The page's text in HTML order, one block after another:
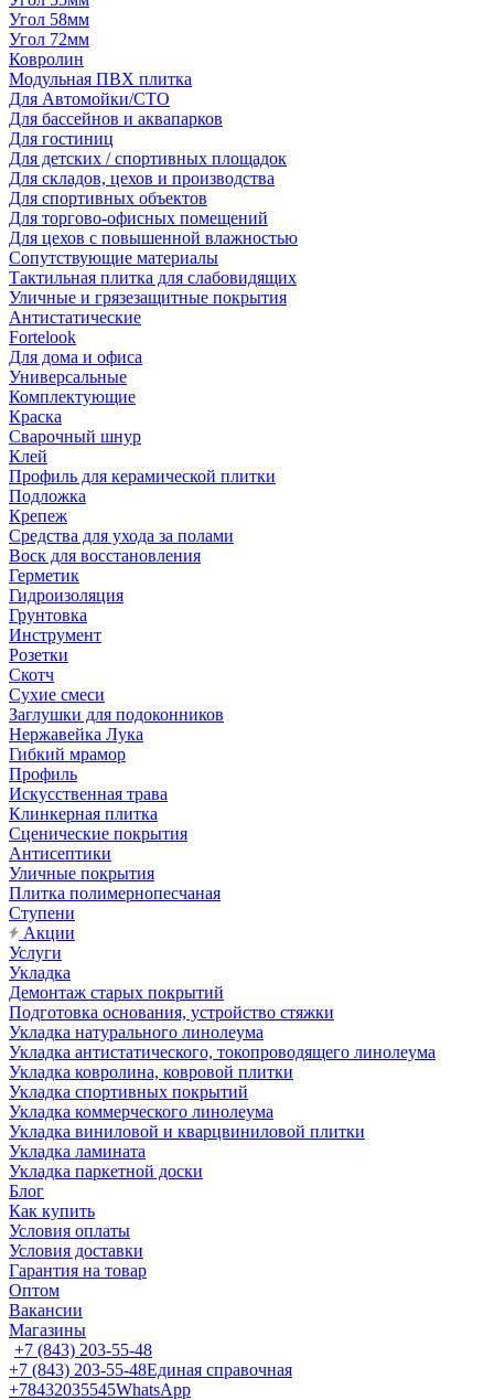
Угол 58мм
Угол 72мм
Ковролин
Модульная ПВХ плитка
Для Автомойки/СТО
Для бассейнов и аквапарков
Для гостиниц
Для детских / спортивных площадок
Для складов, цехов и производства
Для спортивных объектов
Для торгово-офисных помещений
Для цехов с повышенной влажностью
Сопутствующие материалы
Тактильная плитка для слабовидящих
Уличные и грязезащитные покрытия
Антистатические
Fortelook
Для дома и офиса
Универсальные
Комплектующие
Краска
Сварочный шнур
Клей
Профиль для керамической плитки
Подложка
Крепеж
Средства для ухода за полами
Воск для восстановления
Герметик
Гидроизоляция
Грунтовка
Инструмент
Розетки
Скотч
Сухие смеси
Заглушки для подоконников
Нержавейка Лука
Гибкий мрамор
Профиль
Искусственная трава
Клинкерная плитка
Сценические покрытия
Антисептики
Уличные покрытия
Плитка полимернопесчаная
Ступени
Акции
Услуги
Укладка
Демонтаж старых покрытий
Подготовка основания, устройство стяжки
Укладка натурального линолеума
Укладка антистатического, токопроводящего линолеума
Укладка ковролина, ковровой плитки
Укладка спортивных покрытий
Укладка коммерческого линолеума
Укладка виниловой и кварцвиниловой плитки
Укладка ламината
Укладка паркетной доски
Блог
Как купить
Условия оплаты
Условия доставки
Гарантия на товар
Оптом
Вакансии
Магазины
+7 (843) 203-55-48
+7 (843) 203-55-48Единая справочная
+78432035545WhatsApp